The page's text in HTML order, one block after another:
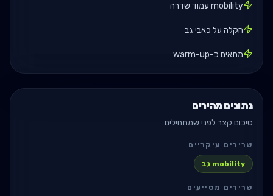
mobility עמוד שדרה
הקלה על כאבי גב
מתאים כ-warm-up
נתונים מהירים
סיכום קצר לפני שמתחילים
שרירים עיקריים
mobility גב
שרירים מסייעים